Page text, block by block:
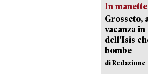
In manette
Grosseto,
vacanza
dell’Isis
bombe
di